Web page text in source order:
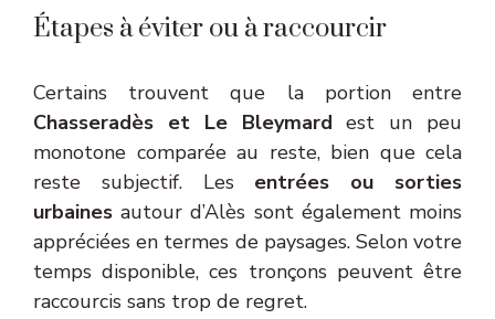
Étapes à éviter ou à raccourcir
Certains trouvent que la portion entre
Chasseradès et Le Bleymard est un peu
monotone comparée au reste, bien que cela
reste subjectif. Les entrées ou sorties
urbaines autour d’Alès sont également moins
appréciées en termes de paysages. Selon votre
temps disponible, ces tronçons peuvent être
raccourcis sans trop de regret.